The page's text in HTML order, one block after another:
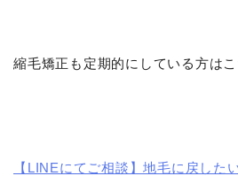
縮毛矯正も定期的にしている方は
【LINEにてご相談】地毛に戻した